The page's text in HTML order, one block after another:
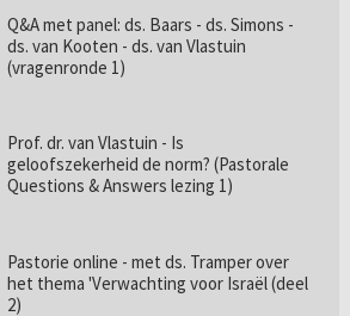
Q&A met panel: ds. Baars - ds. Simons -
ds. van Kooten - ds. van Vlastuin
(vragenronde 1)
Prof. dr. van Vlastuin - Is
geloofszekerheid de norm? (Pastorale
Questions & Answers lezing 1)
Pastorie online - met ds. Tramper over
het thema 'Verwachting voor Israël (deel
2)